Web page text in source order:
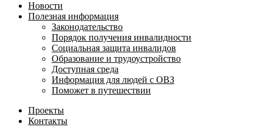
Новости
Полезная информация
Законодательство
Порядок получения инвалидности
Социальная защита инвалидов
Образование и трудоустройство
Доступная среда
Информация для людей с ОВЗ
Поможет в путешествии
Проекты
Контакты